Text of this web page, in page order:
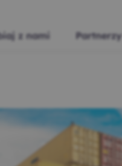
z nami Partnerzy